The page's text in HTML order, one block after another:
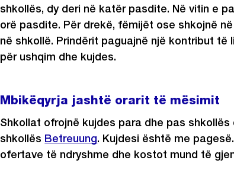
shkollës, dy deri në katër pasdite. Në vitin e
orë pasdite. Për drekë, fëmijët ose shkojnë
në shkollë. Prindërit paguajnë një kontribut të
për ushqim dhe kujdes.
Mbikëqyrja jashtë orarit të mësimit
Shkollat ​​ofrojnë kujdes para dhe pas
shkollës Betreuung. Kujdesi është me
ofertave të ndryshme dhe kostot mund të